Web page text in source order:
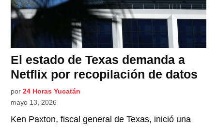
El estado de Texas demanda a
Netflix por recopilación de datos
por 24 Horas Yucatán
mayo 13, 2026
Ken Paxton, fiscal general de Texas, inició una